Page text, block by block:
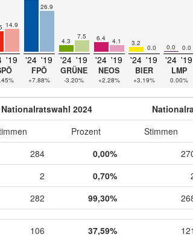
14.9
'19
26.9
'24 '19
FPÖ
+7.88%
4.3
7.5
'24 '19
GRÜNE
-3.20%
6.4 4.1
'24 '19
NEOS
+2.28%
3.2
0.0
'24 '19
BIER
+3.19%
0.0 0.0
'24 '19
LMP
0.00%
Nationalratswahl 2024
Prozent
Stimmen
284 0,00%
2 0,70%
282 99,30%
106 37,59%